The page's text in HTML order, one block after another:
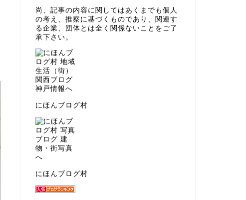
尚、記事の内容に関してはあくまでも個人
の考え、推察に基づくものであり、関連す
る企業、団体とは全く関係ないことをご了
承下さい。
にほんブログ村
にほんブログ村